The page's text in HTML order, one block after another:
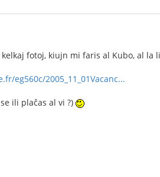
fotoj, kiujn mi faris al Kubo, al la
eg560c/2005_11_01Vacanc...
ili plaĉas al vi ?)